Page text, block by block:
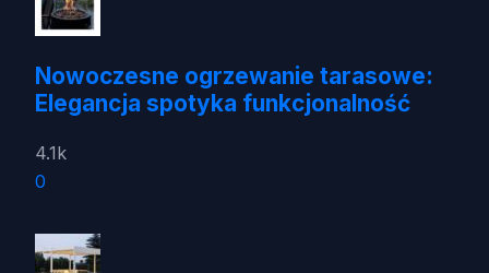
Nowoczesne ogrzewanie tarasowe:
Elegancja spotyka funkcjonalność
4.1k
0